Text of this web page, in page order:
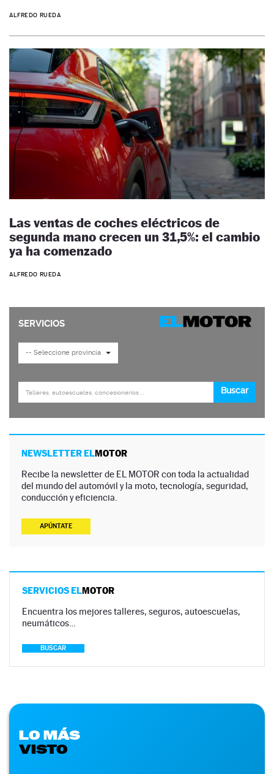
ALFREDO RUEDA
Las ventas de coches eléctricos de
segunda mano crecen un 31,5%: el cambio
ya ha comenzado
ALFREDO RUEDA
NEWSLETTER ELMOTOR
Recibe la newsletter de EL MOTOR con toda la actualidad
del mundo del automóvil y la moto, tecnología, seguridad,
conducción y eficiencia.
APÚNTATE
SERVICIOS ELMOTOR
Encuentra los mejores talleres, seguros, autoescuelas,
neumáticos…
BUSCAR
LO MÁS
VISTO